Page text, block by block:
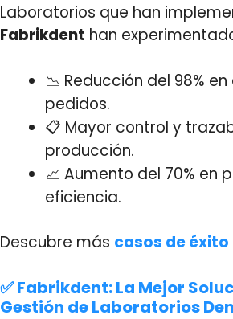
Laboratorios que han
Fabrikdent han
📉 Reducción del 98%
pedidos.
📋 Mayor control y
producción.
📈 Aumento del 70% en
eficiencia.
Descubre más casos de
✅ Fabrikdent: La Mejor
Gestión de Laboratorios